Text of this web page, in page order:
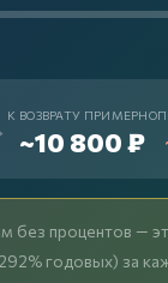
К ВОЗВРАТУ ПРИМЕРНО
~10 800 ₽
без процентов —
годовых) за